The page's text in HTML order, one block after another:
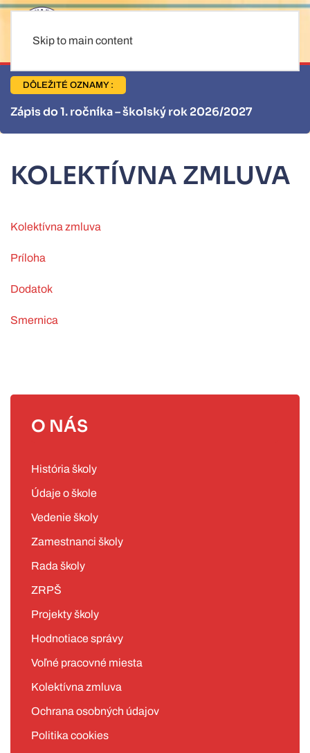
Skip to main content
DÔLEŽITÉ OZNAMY :
do 1. ročníka – školský rok 2026/2027
KOLEKTÍVNA ZMLUVA
Kolektívna zmluva
Príloha
Dodatok
Smernica
O NÁS
História školy
Údaje o škole
Vedenie školy
Zamestnanci školy
Rada školy
ZRPŠ
Projekty školy
Hodnotiace správy
Voľné pracovné miesta
Kolektívna zmluva
Ochrana osobných údajov
Politika cookies